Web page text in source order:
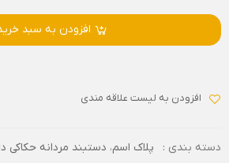
افزودن به سبد
افزودن به لیست علاقه مندی
دسته بندی : پلاک اسم، دستبند مردانه حکاکی